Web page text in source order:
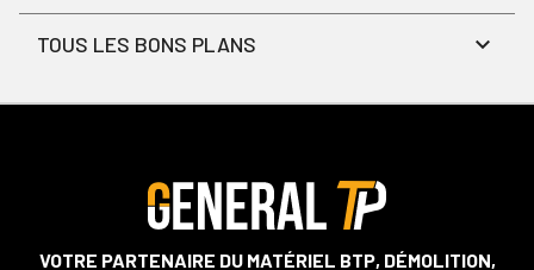
TOUS LES BONS PLANS
VOTRE PARTENAIRE DU MATÉRIEL BTP, DÉMOLITION,